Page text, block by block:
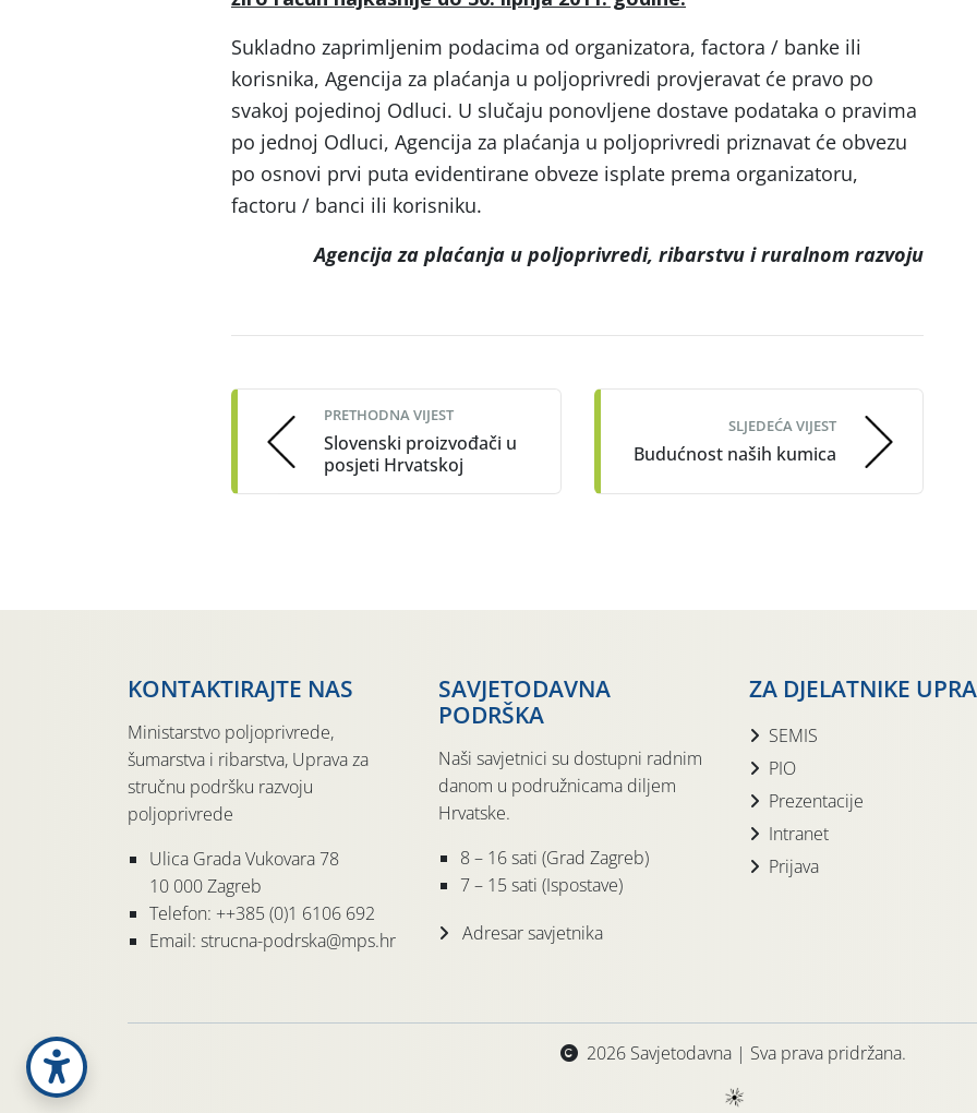
Sukladno zaprimljenim podacima od organizatora, factora / banke ili
korisnika, Agencija za plaćanja u poljoprivredi provjeravat će pravo po
svakoj pojedinoj Odluci. U slučaju ponovljene dostave podataka o pravima
po jednoj Odluci, Agencija za plaćanja u poljoprivredi priznavat će obvezu
po osnovi prvi puta evidentirane obveze isplate prema organizatoru,
factoru / banci ili korisniku.
Agencija za plaćanja u poljoprivredi, ribarstvu i ruralnom razvoju
navigation
PRETHODNA VIJEST
Slovenski proizvođači u
posjeti Hrvatskoj
SLJEDEĆA VIJEST
Budućnost naših kumica
KONTAKTIRAJTE NAS
Ministarstvo poljoprivrede,
šumarstva i ribarstva, Uprava za
stručnu podršku razvoju
poljoprivrede
Ulica Grada Vukovara 78
10 000 Zagreb
Telefon: ++385 (0)1 6106 692
Email: strucna-podrska@mps.hr
SAVJETODAVNA
PODRŠKA
Naši savjetnici su dostupni radnim
danom u podružnicama diljem
Hrvatske.
8 – 16 sati (Grad Zagreb)
7 – 15 sati (Ispostave)
Adresar savjetnika
ZA DJELATNIKE
SEMIS
PIO
Prezentacije
Intranet
Prijava
2026 Savjetodavna | Sva prava pridržana.